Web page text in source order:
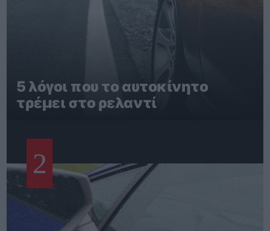
5 λόγοι που το αυτοκίνητο
τρέμει στο ρελαντί
2